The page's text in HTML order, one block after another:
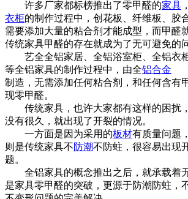
许多厂家都标榜推出了零甲醛的家具
衣柜的制作过程中，创花板、纤维板、胶
需要添加大量的粘合剂才能成型，而甲醛
传统家具甲醛的存在就成为了无可避免的
艺全全铝家居、全铝浴室柜、全铝衣
等全铝家具的制作过程中，由全铝合金
制造，无需添加任何粘合剂，和任何含有
现零甲醛。
传统家具，也许大家都有这样的困扰
没有很久，就出现了开裂的情况。
一方面是因为采用的板材有质量问题
则是传统家具不防潮不防蛀，很容易出现
题。
全铝家具的概念推出之后，就承载着
是家具零甲醛的突破，更源于防潮防蛀，